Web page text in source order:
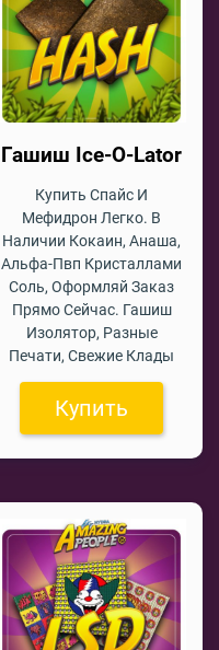
Гашиш Ice-O-Lator
Купить Спайс И
Мефидрон Легко. В
Наличии Кокаин, Анаша,
Альфа-Пвп Кристаллами
Соль, Оформляй Заказ
Прямо Сейчас. Гашиш
Изолятор, Разные
Печати, Свежие Клады
Купить